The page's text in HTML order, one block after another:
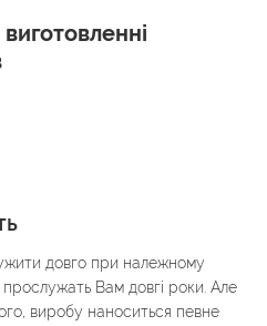
довго при належному
прослужать Вам довгі роки. Але
виробу наноситься певне